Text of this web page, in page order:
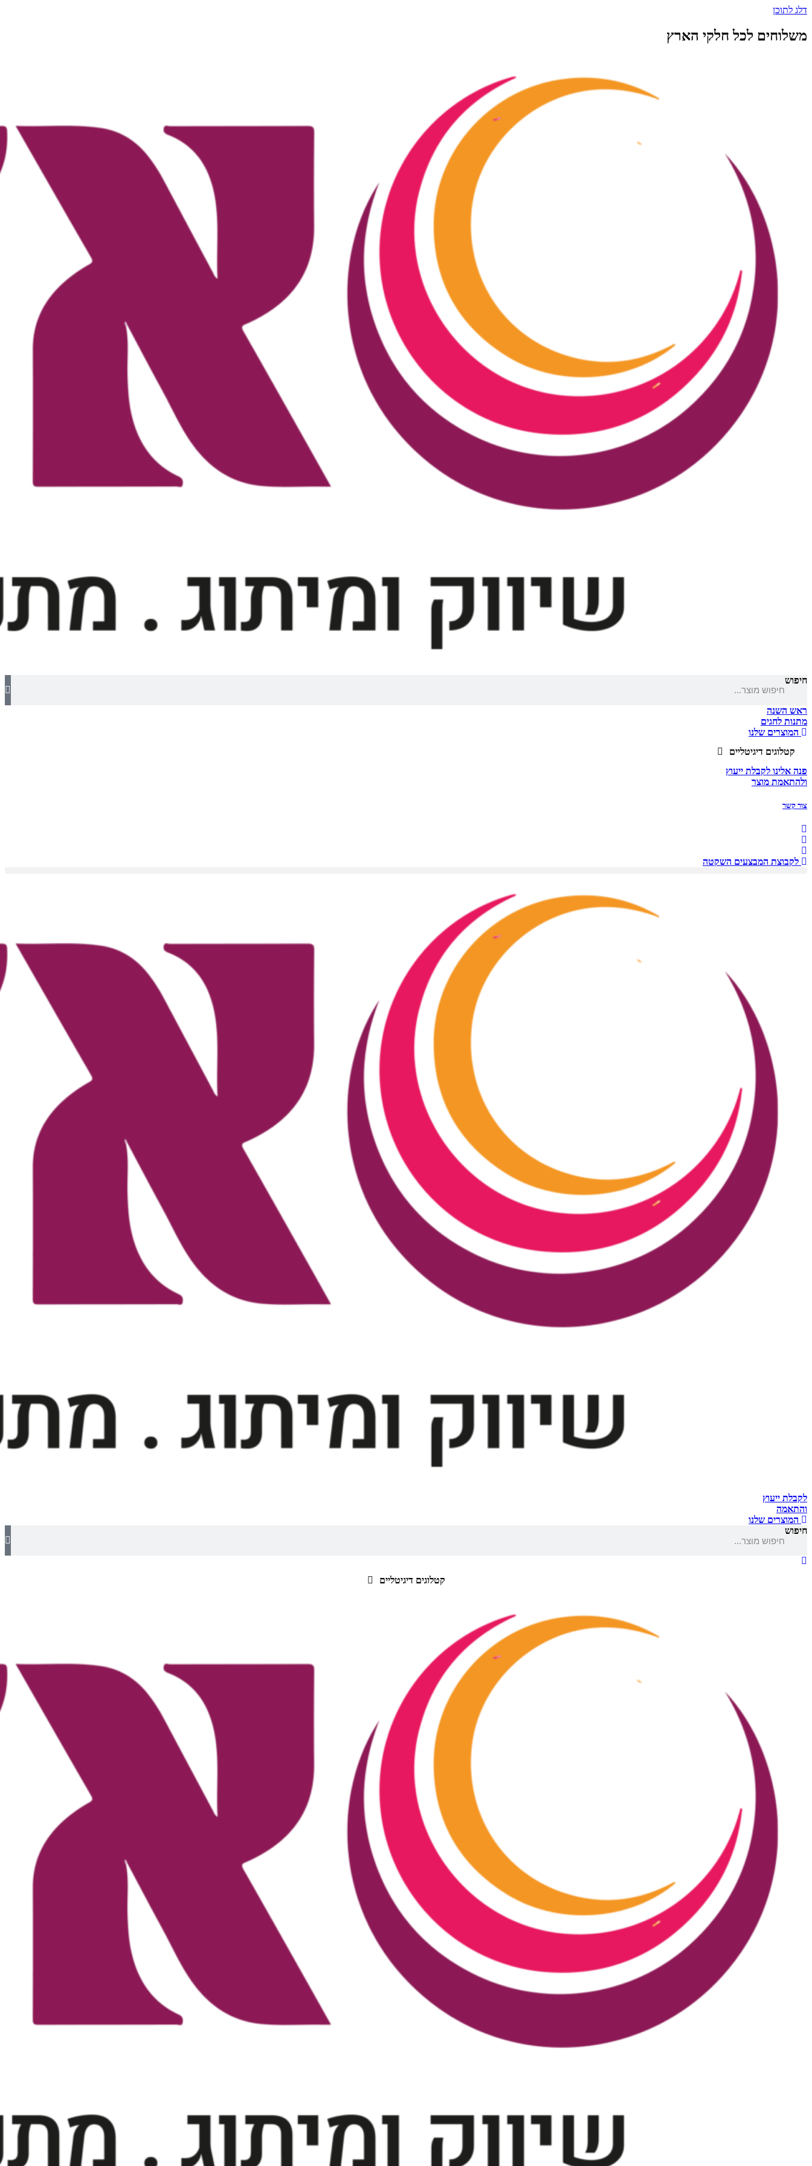
דלג לתוכן
משלוחים לכל חלקי הארץ
חיפוש
ראש השנה
מתנות לחגים
המוצרים שלנו
קטלוגים דיגיטליים
פנה אלינו לקבלת ייעוץ
ולהתאמת מוצר
צור קשר
לקבוצת המבצעים השקטה
לקבלת ייעוץ
והתאמה
המוצרים שלנו
חיפוש
קטלוגים דיגיטליים